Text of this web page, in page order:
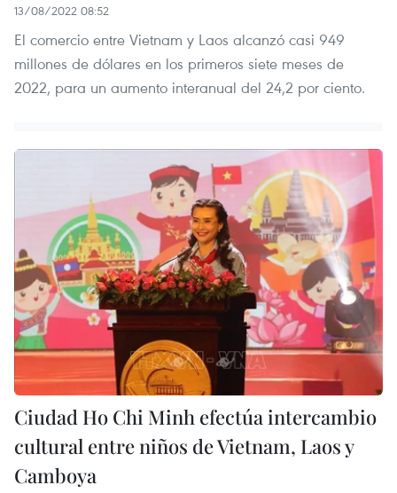
13/08/2022 08:52
El comercio entre Vietnam y Laos alcanzó casi 949
millones de dólares en los primeros siete meses de
2022, para un aumento interanual del 24,2 por ciento.
Ciudad Ho Chi Minh efectúa intercambio
cultural entre niños de Vietnam, Laos y
Camboya